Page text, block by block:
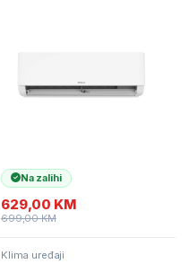
Na zalihi
629,00 KM
699,00KM
Klima uređaji